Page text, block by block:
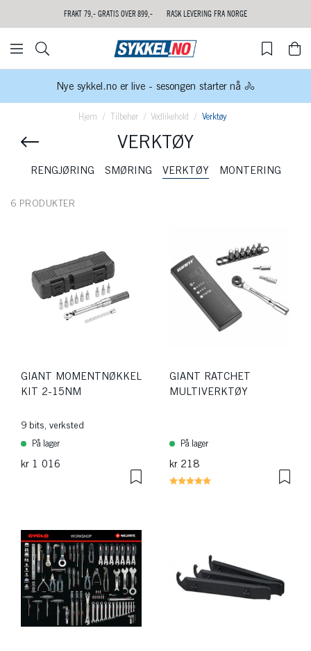
FRAKT 79,- GRATIS OVER 899,- RASK LEVERING FRA NORGE
Nye sykkel.no er live - sesongen starter nå 🚴
Hjem Tilbehør Vedlikehold Verktøy
VERKTØY
RENGJØRING SMØRING VERKTØY MONTERING
6 PRODUKTER
GIANT MOMENTNØKKEL
KIT 2-15NM
9 bits, verksted
På lager
kr 1 016
GIANT RATCHET
MULTIVERKTØY
På lager
kr 218
Karakter: 5.0 av 5 mulige